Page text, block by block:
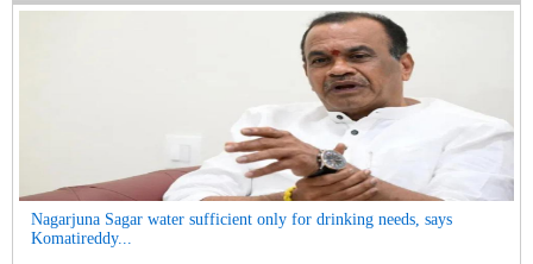
Nagarjuna Sagar water sufficient only for drinking needs, says
Komatireddy...